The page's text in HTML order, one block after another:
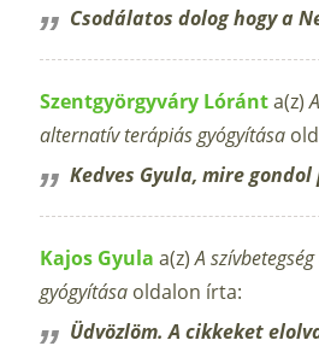
Csodálatos dolog hogy a
Szentgyörgyváry Lóránta(z)
alternatív terápiás gyógyítása
Kedves Gyula, mire
Kajos Gyula a(z)A
gyógyítása oldalon írta:
Üdvözlöm. A cikkeket